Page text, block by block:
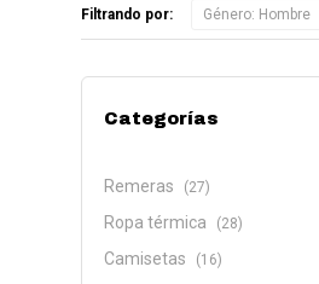
Filtrando por: Género: Hombre
Categorías
Remeras (27)
Ropa térmica (28)
Camisetas (16)